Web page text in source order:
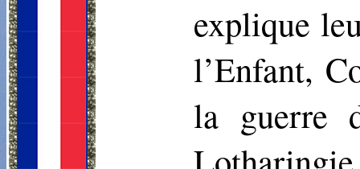
explique
l’Enfant,
la guerre